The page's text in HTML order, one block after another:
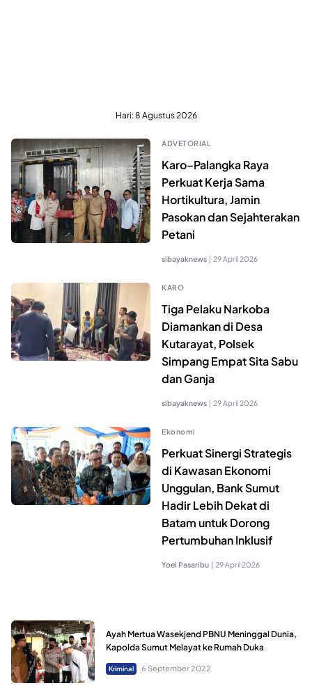
Hari:8 Agustus 2026
ADVETORIAL
Karo–Palangka Raya
Perkuat Kerja Sama
Hortikultura, Jamin
Pasokan dan Sejahterakan
Petani
sibayaknews | 29 April 2026
KARO
Tiga Pelaku Narkoba
Diamankan di Desa
Kutarayat, Polsek
Simpang Empat Sita Sabu
dan Ganja
sibayaknews | 29 April 2026
Ekonomi
Perkuat Sinergi Strategis
di Kawasan Ekonomi
Unggulan, Bank Sumut
Hadir Lebih Dekat di
Batam untuk Dorong
Pertumbuhan Inklusif
Yoel Pasaribu | 29 April 2026
Ayah Mertua Wasekjend PBNU Meninggal Dunia,
Kapolda Sumut Melayat ke Rumah Duka
Kriminal 6 September 2022